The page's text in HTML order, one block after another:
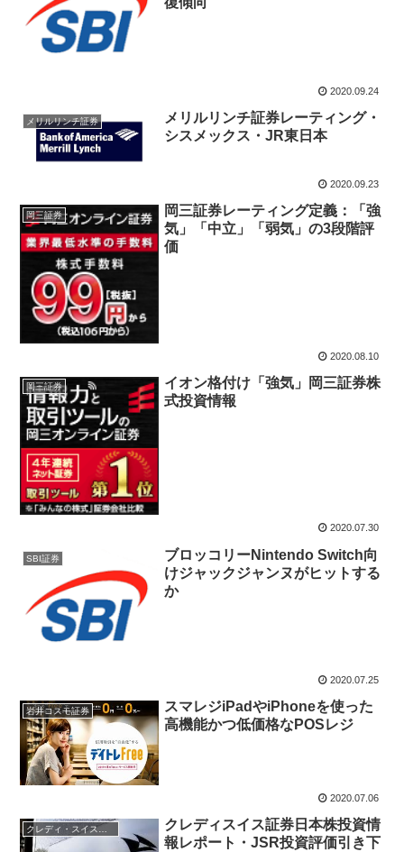
2020.09.24
メリルリンチ証券
メリルリンチ証券レーティング・
シスメックス・JR東日本
2020.09.23
岡三証券
岡三証券レーティング定義：「強
気」「中立」「弱気」の3段階評
価
2020.08.10
岡三証券
イオン格付け「強気」岡三証券株
式投資情報
2020.07.30
SBI証券
ブロッコリーNintendo Switch向
けジャックジャンヌがヒットする
か
2020.07.25
岩井コスモ証券
スマレジiPadやiPhoneを使った
高機能かつ低価格なPOSレジ
2020.07.06
クレディ・スイス証券
クレディスイス証券日本株投資情
報レポート・JSR投資評価引き下